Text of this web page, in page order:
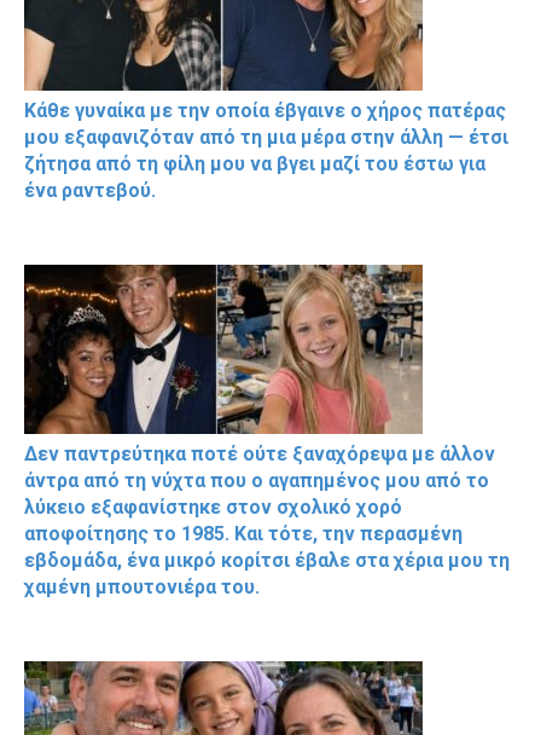
Κάθε γυναίκα με την οποία έβγαινε ο χήρος πατέρας
μου εξαφανιζόταν από τη μια μέρα στην άλλη — έτσι
ζήτησα από τη φίλη μου να βγει μαζί του έστω για
ένα ραντεβού.
Δεν παντρεύτηκα ποτέ ούτε ξαναχόρεψα με άλλον
άντρα από τη νύχτα που ο αγαπημένος μου από το
λύκειο εξαφανίστηκε στον σχολικό χορό
αποφοίτησης το 1985. Και τότε, την περασμένη
εβδομάδα, ένα μικρό κορίτσι έβαλε στα χέρια μου τη
χαμένη μπουτονιέρα του.